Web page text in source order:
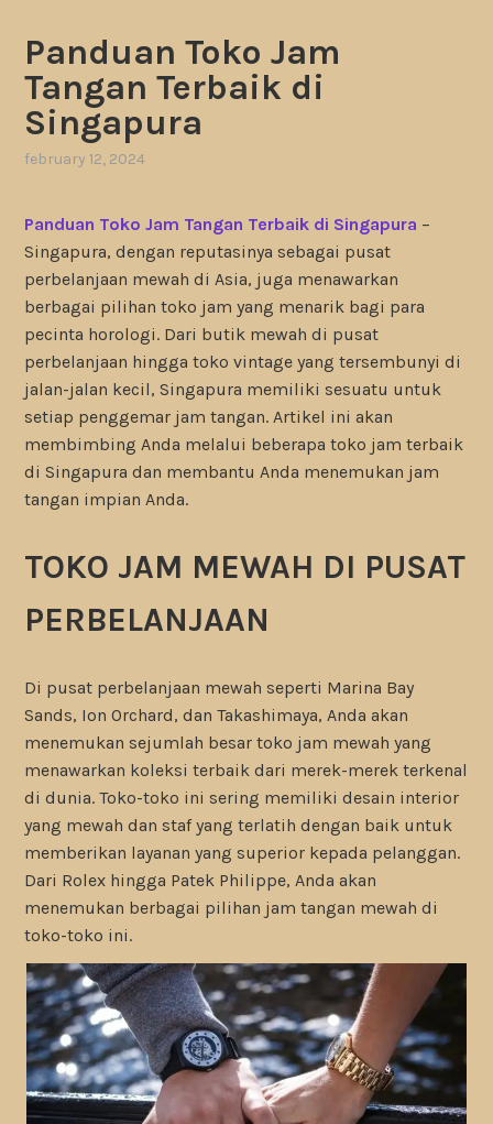
Panduan Toko Jam
Tangan Terbaik di
Singapura
february 12, 2024
Panduan Toko Jam Tangan Terbaik di Singapura –
Singapura, dengan reputasinya sebagai pusat
perbelanjaan mewah di Asia, juga menawarkan
berbagai pilihan toko jam yang menarik bagi para
pecinta horologi. Dari butik mewah di pusat
perbelanjaan hingga toko vintage yang tersembunyi di
jalan-jalan kecil, Singapura memiliki sesuatu untuk
setiap penggemar jam tangan. Artikel ini akan
membimbing Anda melalui beberapa toko jam terbaik
di Singapura dan membantu Anda menemukan jam
tangan impian Anda.
TOKO JAM MEWAH DI PUSAT
PERBELANJAAN
Di pusat perbelanjaan mewah seperti Marina Bay
Sands, Ion Orchard, dan Takashimaya, Anda akan
menemukan sejumlah besar toko jam mewah yang
menawarkan koleksi terbaik dari merek-merek terkenal
di dunia. Toko-toko ini sering memiliki desain interior
yang mewah dan staf yang terlatih dengan baik untuk
memberikan layanan yang superior kepada pelanggan.
Dari Rolex hingga Patek Philippe, Anda akan
menemukan berbagai pilihan jam tangan mewah di
toko-toko ini.